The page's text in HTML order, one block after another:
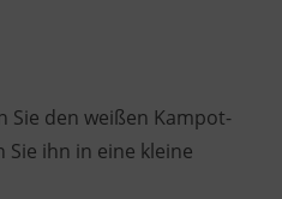
Sie den weißen Kampot-
ihn in eine kleine